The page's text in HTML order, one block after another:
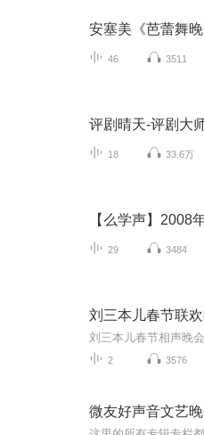
安塞美《芭蕾舞晚
46 3511
评剧晴天-评剧大
18 33.6万
【么学声】2008
29 3484
刘三本儿春节联
2 3576
微友好声音文艺